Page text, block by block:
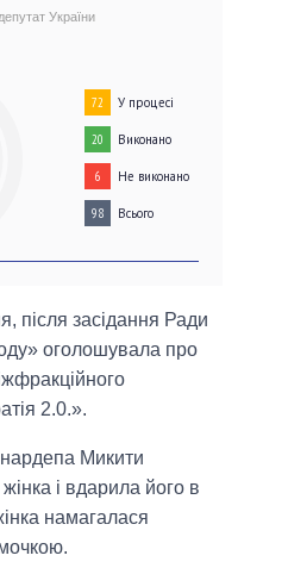
України
72 У процесі
20 Виконано
6 Не виконано
98 Всього
після засідання Ради
оголошувала про
2.0.».
Микити
і вдарила його в
намагалася